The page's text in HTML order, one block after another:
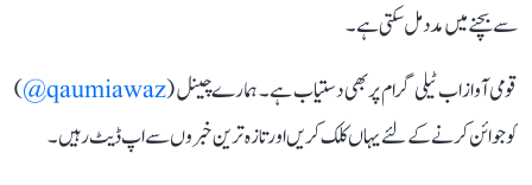
سے بچنے میں مدد مل سکتی ہے۔
قومی آواز اب ٹیلی گرام پر بھی دستیاب ہے۔ ہمارے چینل (qaumiawaz@
)
کو جوائن کرنے کے لئے یہاں کلک کریں اور تازہ ترین خبروں سے اپ ڈیٹ رہیں۔